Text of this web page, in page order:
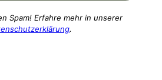
Spam! Erfahre mehr in unserer
.